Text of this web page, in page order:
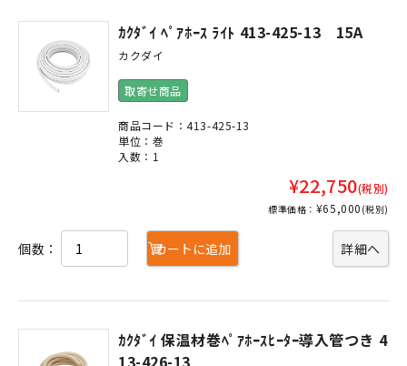
ｶｸﾀﾞｲ ﾍﾟｱﾎｰｽ ﾗｲﾄ 413-425-13 15A
カクダイ
取寄せ商品
商品コード：413-425-13
単位：巻
入数：1
¥22,750(税別)
標準価格： ¥65,000 (税別)
詳細へ
個数： カートに追加
ｶｸﾀﾞｲ 保温材巻ﾍﾟｱﾎｰｽﾋｰﾀｰ導入管つき 4
13-426-13